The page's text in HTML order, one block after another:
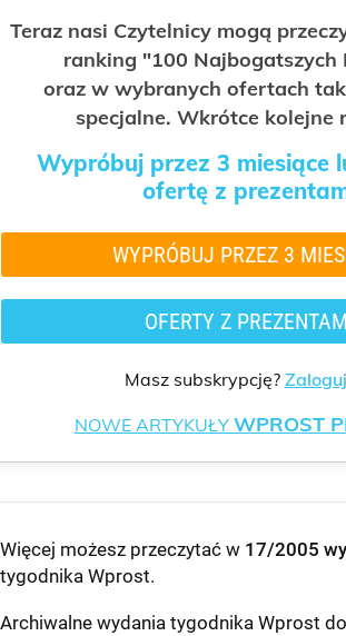
Teraz nasi Czytelnicy mogą
ranking "100 Najbogatszych
oraz w wybranych ofertach
specjalne. Wkrótce kolejne
Wypróbuj przez 3 miesiące
ofertę z
WYPRÓBUJ PRZEZ 3
OFERTY Z
Masz subskrypcję?
NOWE ARTYKUŁY WPROST
Więcej możesz przeczytać w 17/2005
tygodnika Wprost.
Archiwalne wydania tygodnika Wprost